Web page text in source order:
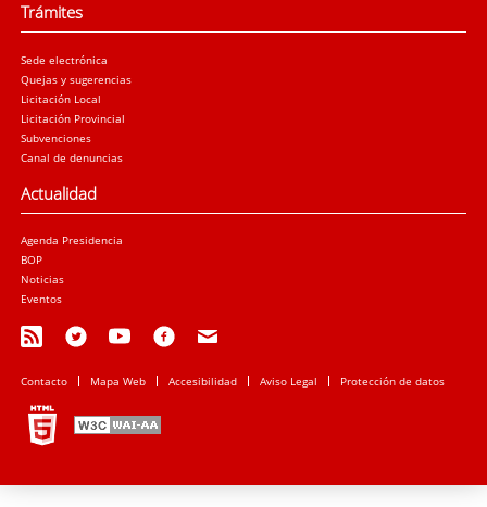
Trámites
Sede electrónica
Quejas y sugerencias
Licitación Local
Licitación Provincial
Subvenciones
Canal de denuncias
Actualidad
Agenda Presidencia
BOP
Noticias
Eventos
Contacto Mapa Web Accesibilidad Aviso Legal Protección de datos